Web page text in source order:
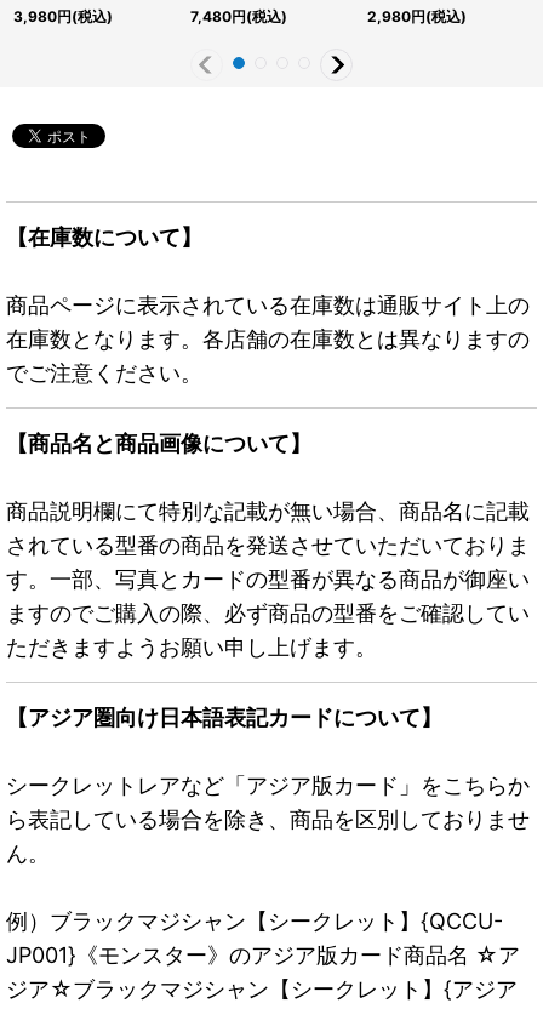
ット】{QCDB-JP053}
《魔法》
3,980円(税込)
ト】{RC04-JP005}
《モンスター》
7,480円(税込)
ト】{RC04-JP012}《モ
ンスター》
2,980円(税込)
【在庫数について】
商品ページに表示されている在庫数は通販サイト上の
在庫数となります。各店舗の在庫数とは異なりますの
でご注意ください。
【商品名と商品画像について】
商品説明欄にて特別な記載が無い場合、商品名に記載
されている型番の商品を発送させていただいておりま
す。一部、写真とカードの型番が異なる商品が御座い
ますのでご購入の際、必ず商品の型番をご確認してい
ただきますようお願い申し上げます。
【アジア圏向け日本語表記カードについて】
シークレットレアなど「アジア版カード」をこちらか
ら表記している場合を除き、商品を区別しておりませ
ん。
例）ブラックマジシャン【シークレット】{QCCU-
JP001}《モンスター》のアジア版カード商品名 ☆ア
ジア☆ブラックマジシャン【シークレット】{アジア